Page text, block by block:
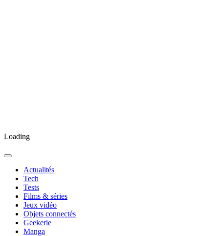
Loading
Actualités
Tech
Tests
Films & séries
Jeux vidéo
Objets connectés
Geekerie
Manga